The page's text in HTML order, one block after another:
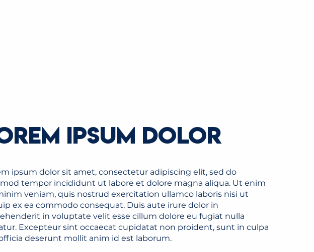
IPSUM DOLOR
ipsum dolor sit amet, consectetur adipiscing elit, sed do
tempor incididunt ut labore et dolore magna aliqua. Ut enim
veniam, quis nostrud exercitation ullamco laboris nisi ut
ex ea commodo consequat. Duis aute irure dolor in
in voluptate velit esse cillum dolore eu fugiat nulla
Excepteur sint occaecat cupidatat non proident, sunt in culpa
deserunt mollit anim id est laborum.